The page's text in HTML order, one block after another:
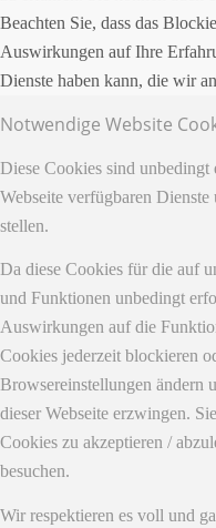
Beachten Sie, dass das
Auswirkungen auf Ihre
Dienste haben kann, die wir
Notwendige Website
Diese Cookies sind
Webseite verfügbaren
stellen.
Da diese Cookies für die auf
und Funktionen unbedingt
Auswirkungen auf die
Cookies jederzeit blockieren
Browsereinstellungen ändern
dieser Webseite erzwingen.
Cookies zu akzeptieren /
besuchen.
Wir respektieren es voll und